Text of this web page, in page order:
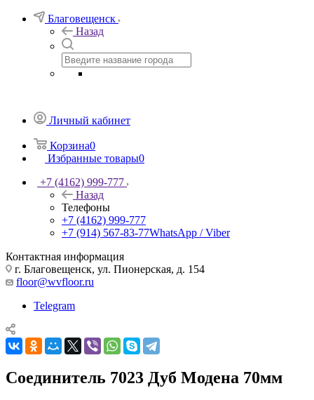
Благовещенск
Назад
Личный кабинет
Корзина0
Избранные товары0
+7 (4162) 999-777
Назад
Телефоны
+7 (4162) 999-777
+7 (914) 567-83-77WhatsApp / Viber
Контактная информация
г. Благовещенск, ул. Пионерская, д. 154
floor@wvfloor.ru
Telegram
Соединитель 7023 Дуб Модена 70мм